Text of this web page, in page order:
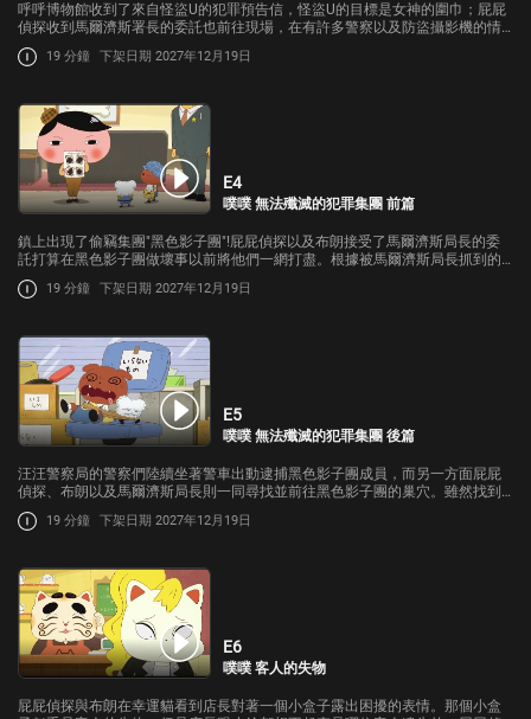
呼呼博物館收到了來自怪盜U的犯罪預告信，怪盜U的目標是女神的圍巾；屁屁
偵探收到馬爾濟斯署長的委託也前往現場，在有許多警察以及防盜攝影機的情
況下應該非常安全但是卻…
19 分鐘 下架日期 2027年12月19日
E4
噗噗 無法殲滅的犯罪集團 前篇
鎮上出現了偷竊集團"黑色影子團"!屁屁偵探以及布朗接受了馬爾濟斯局長的委
託打算在黑色影子團做壞事以前將他們一網打盡。根據被馬爾濟斯局長抓到的
蜥蜴唄的情報屁屁偵探也做了很多精彩的推理。
19 分鐘 下架日期 2027年12月19日
E5
噗噗 無法殲滅的犯罪集團 後篇
汪汪警察局的警察們陸續坐著警車出動逮捕黑色影子團成員，而另一方面屁屁
偵探、布朗以及馬爾濟斯局長則一同尋找並前往黑色影子團的巢穴。雖然找到
了巢穴但也同時遭遇了天大的危機，屁屁偵探將與黑色影子團首領展開對決!!
19 分鐘 下架日期 2027年12月19日
E6
噗噗 客人的失物
屁屁偵探與布朗在幸運貓看到店長對著一個小盒子露出困擾的表情。那個小盒